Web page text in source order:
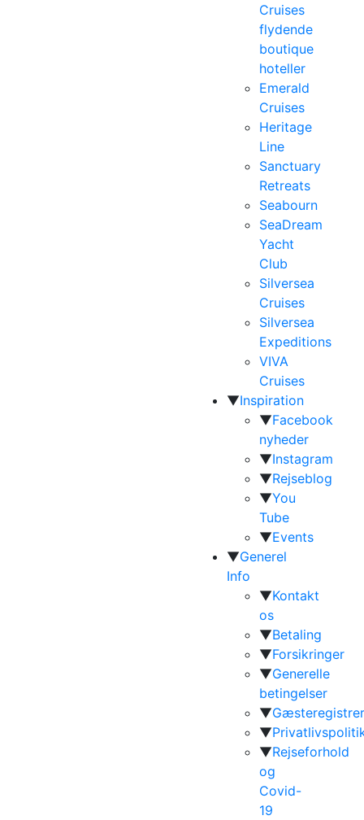
Cruises
flydende
boutique
hoteller
Emerald
Cruises
Heritage
Line
Sanctuary
Retreats
Seabourn
SeaDream
Yacht
Club
Silversea
Cruises
Silversea
Expeditions
VIVA
Cruises
▼Inspiration
▼Facebook
nyheder
▼Instagram
▼Rejseblog
▼You
Tube
▼Events
▼Generel
Info
▼Kontakt
os
▼Betaling
▼Forsikringer
▼Generelle
betingelser
▼
▼
▼Rejseforhold
og
Covid-
19